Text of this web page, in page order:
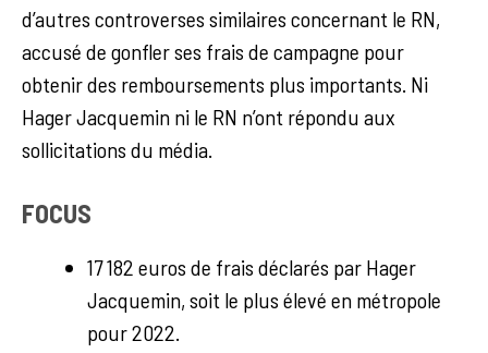
d’autres controverses similaires concernant le RN,
accusé de gonfler ses frais de campagne pour
obtenir des remboursements plus importants. Ni
Hager Jacquemin ni le RN n’ont répondu aux
sollicitations du média.
FOCUS
17 182 euros de frais déclarés par Hager
Jacquemin, soit le plus élevé en métropole
pour 2022.